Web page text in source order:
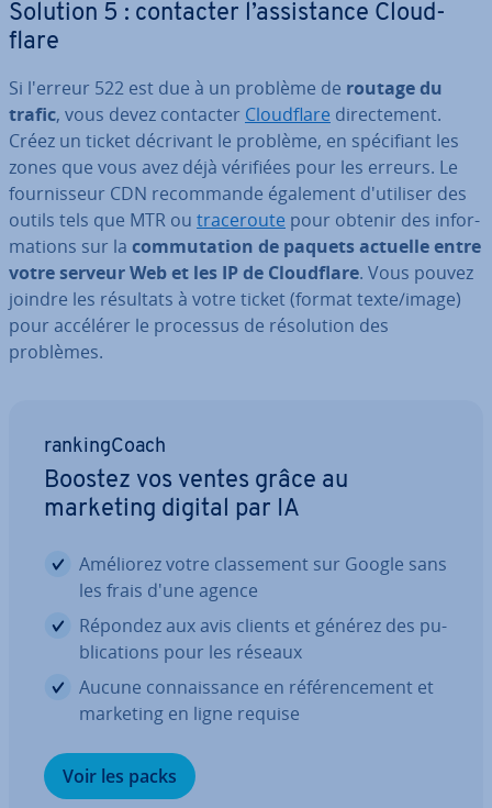
Solution 5 : contacter l’as­sis­tance Cloud­
flare
Si l'erreur 522 est due à un problème de routage du
trafic, vous devez contacter Cloud­flare di­rec­te­ment.
Créez un ticket décrivant le problème, en spé­ci­fiant les
zones que vous avez déjà vérifiées pour les erreurs. Le
four­nis­seur CDN re­com­mande également d'uti­li­ser des
outils tels que MTR ou tra­ce­route pour obtenir des in­for­
ma­tions sur la com­mu­ta­tion de paquets actuelle entre
votre serveur Web et les IP de Cloud­flare. Vous pouvez
joindre les résultats à votre ticket (format texte/image)
pour accélérer le processus de ré­so­lu­tion des
problèmes.
ran­king­Coach
Boostez vos ventes grâce au
marketing digital par IA
Améliorez votre clas­se­ment sur Google sans
les frais d'une agence
Répondez aux avis clients et générez des pu­
bli­ca­tions pour les réseaux
Aucune con­nais­sance en ré­fé­ren­ce­ment et
marketing en ligne requise
Voir les packs